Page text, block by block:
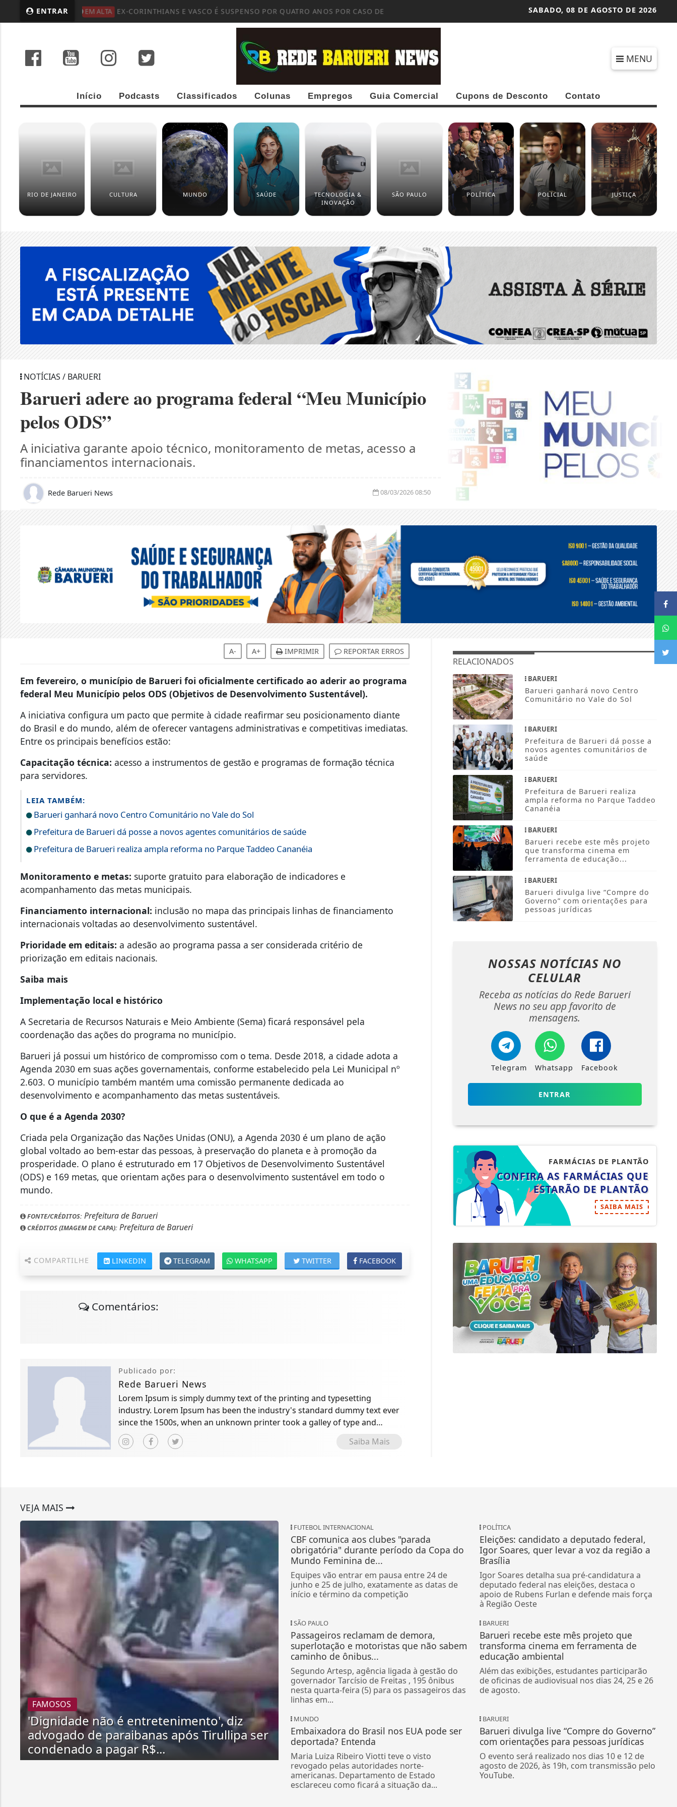
ENTRAR EM ALTA EX-CORINTHIANS E VASCO É SUSPENSO POR QUATRO ANOS POR CASO DE... SABADO, 08 DE AGOSTO DE 2026
MENU
Início Podcasts Classificados Colunas Empregos Guia Comercial Cupons de Desconto Contato
RIO DE JANEIRO CULTURA MUNDO SAÚDE
TECNOLOGIA &
INOVAÇÃO
SÃO PAULO POLÍTICA POLICIAL JUSTIÇA
NOTÍCIAS / BARUERI
Barueri adere ao programa federal “Meu Município
pelos ODS”
A iniciativa garante apoio técnico, monitoramento de metas, acesso a
financiamentos internacionais.
Rede Barueri News 08/03/2026 08:50
A- A+ IMPRIMIR REPORTAR ERROS
Em fevereiro, o município de Barueri foi oficialmente certificado ao aderir ao programa
federal Meu Município pelos ODS (Objetivos de Desenvolvimento Sustentável).
A iniciativa configura um pacto que permite à cidade reafirmar seu posicionamento diante
do Brasil e do mundo, além de oferecer vantagens administrativas e competitivas imediatas.
Entre os principais benefícios estão:
Capacitação técnica: acesso a instrumentos de gestão e programas de formação técnica
para servidores.
LEIA TAMBÉM:
Barueri ganhará novo Centro Comunitário no Vale do Sol
Prefeitura de Barueri dá posse a novos agentes comunitários de saúde
Prefeitura de Barueri realiza ampla reforma no Parque Taddeo Cananéia
Monitoramento e metas: suporte gratuito para elaboração de indicadores e
acompanhamento das metas municipais.
Financiamento internacional: inclusão no mapa das principais linhas de financiamento
internacionais voltadas ao desenvolvimento sustentável.
Prioridade em editais: a adesão ao programa passa a ser considerada critério de
priorização em editais nacionais.
Saiba mais
Implementação local e histórico
A Secretaria de Recursos Naturais e Meio Ambiente (Sema) ficará responsável pela
coordenação das ações do programa no município.
Barueri já possui um histórico de compromisso com o tema. Desde 2018, a cidade adota a
Agenda 2030 em suas ações governamentais, conforme estabelecido pela Lei Municipal nº
2.603. O município também mantém uma comissão permanente dedicada ao
desenvolvimento e acompanhamento das metas sustentáveis.
O que é a Agenda 2030?
Criada pela Organização das Nações Unidas (ONU), a Agenda 2030 é um plano de ação
global voltado ao bem-estar das pessoas, à preservação do planeta e à promoção da
prosperidade. O plano é estruturado em 17 Objetivos de Desenvolvimento Sustentável
(ODS) e 169 metas, que orientam ações para o desenvolvimento sustentável em todo o
mundo.
FONTE/CRÉDITOS: Prefeitura de Barueri
CRÉDITOS (IMAGEM DE CAPA): Prefeitura de Barueri
COMPARTILHE FACEBOOK
TWITTER
WHATSAPP
TELEGRAM
LINKEDIN
Comentários:
Publicado por:
Rede Barueri News
Lorem Ipsum is simply dummy text of the printing and typesetting
industry. Lorem Ipsum has been the industry's standard dummy text ever
since the 1500s, when an unknown printer took a galley of type and
scrambled it to make a type specimen book.
Saiba Mais
RELACIONADOS
BARUERI
Barueri ganhará novo Centro
Comunitário no Vale do Sol
BARUERI
Prefeitura de Barueri dá posse a
novos agentes comunitários de
saúde
BARUERI
Prefeitura de Barueri realiza
ampla reforma no Parque Taddeo
Cananéia
BARUERI
Barueri recebe este mês projeto
que transforma cinema em
ferramenta de educação...
BARUERI
Barueri divulga live “Compre do
Governo” com orientações para
pessoas jurídicas
NOSSAS NOTÍCIAS NO
CELULAR
Receba as notícias do Rede Barueri
News no seu app favorito de
mensagens.
Telegram Whatsapp Facebook
ENTRAR
FARMÁCIAS DE PLANTÃO
CONFIRA AS FARMÁCIAS QUE
ESTARÃO DE PLANTÃO
SAIBA MAIS
VEJA MAIS
FAMOSOS
'Dignidade não é entretenimento', diz
advogado de paraibanas após Tirullipa ser
condenado a pagar R$...
FUTEBOL INTERNACIONAL
CBF comunica aos clubes "parada
obrigatória" durante período da Copa do
Mundo Feminina de...
Equipes vão entrar em pausa entre 24 de
junho e 25 de julho, exatamente as datas de
início e término da competição
POLÍTICA
Eleições: candidato a deputado federal,
Igor Soares, quer levar a voz da região a
Brasília
Igor Soares detalha sua pré-candidatura a
deputado federal nas eleições, destaca o
apoio de Rubens Furlan e defende mais força
à Região Oeste
SÃO PAULO
Passageiros reclamam de demora,
superlotação e motoristas que não sabem
caminho de ônibus...
Segundo Artesp, agência ligada à gestão do
governador Tarcísio de Freitas , 195 ônibus
nesta quarta-feira (5) para os passageiros das
linhas em...
BARUERI
Barueri recebe este mês projeto que
transforma cinema em ferramenta de
educação ambiental
Além das exibições, estudantes participarão
de oficinas de audiovisual nos dias 24, 25 e 26
de agosto.
MUNDO
Embaixadora do Brasil nos EUA pode ser
deportada? Entenda
Maria Luiza Ribeiro Viotti teve o visto
revogado pelas autoridades norte-
americanas. Departamento de Estado
esclareceu como ficará a situação da...
BARUERI
Barueri divulga live “Compre do Governo”
com orientações para pessoas jurídicas
O evento será realizado nos dias 10 e 12 de
agosto de 2026, às 19h, com transmissão pelo
YouTube.